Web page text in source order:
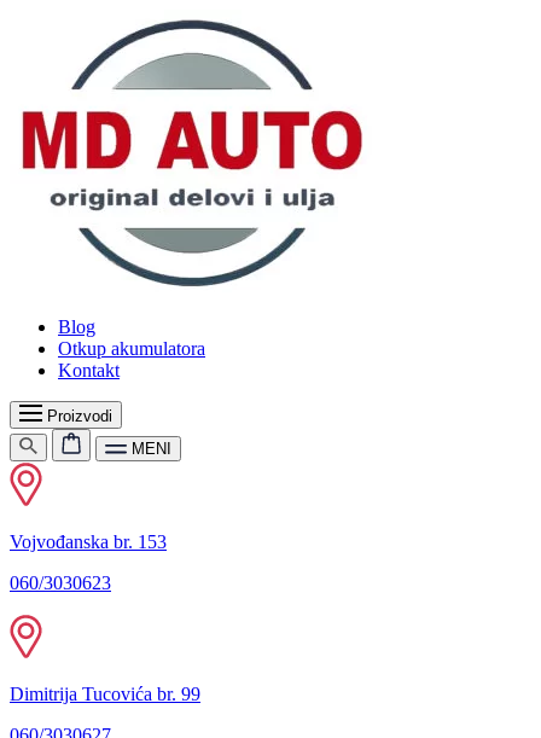
Blog
Otkup akumulatora
Kontakt
Proizvodi
MENI
Vojvođanska br. 153
060/3030623
Dimitrija Tucovića br. 99